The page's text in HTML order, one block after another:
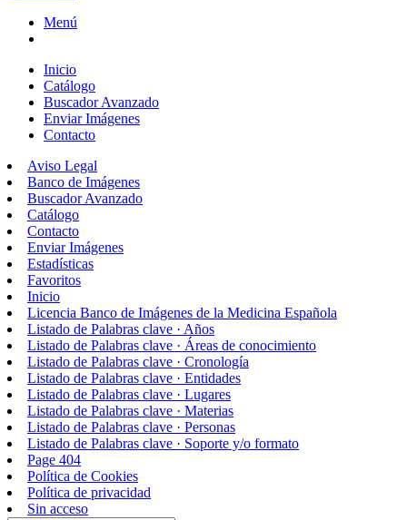
Menú
Inicio
Catálogo
Buscador Avanzado
Enviar Imágenes
Contacto
Aviso Legal
Banco de Imágenes
Buscador Avanzado
Catálogo
Contacto
Enviar Imágenes
Estadísticas
Favoritos
Inicio
Licencia Banco de Imágenes de la Medicina Española
Listado de Palabras clave · Años
Listado de Palabras clave · Áreas de conocimiento
Listado de Palabras clave · Cronología
Listado de Palabras clave · Entidades
Listado de Palabras clave · Lugares
Listado de Palabras clave · Materias
Listado de Palabras clave · Personas
Listado de Palabras clave · Soporte y/o formato
Page 404
Política de Cookies
Política de privacidad
Sin acceso